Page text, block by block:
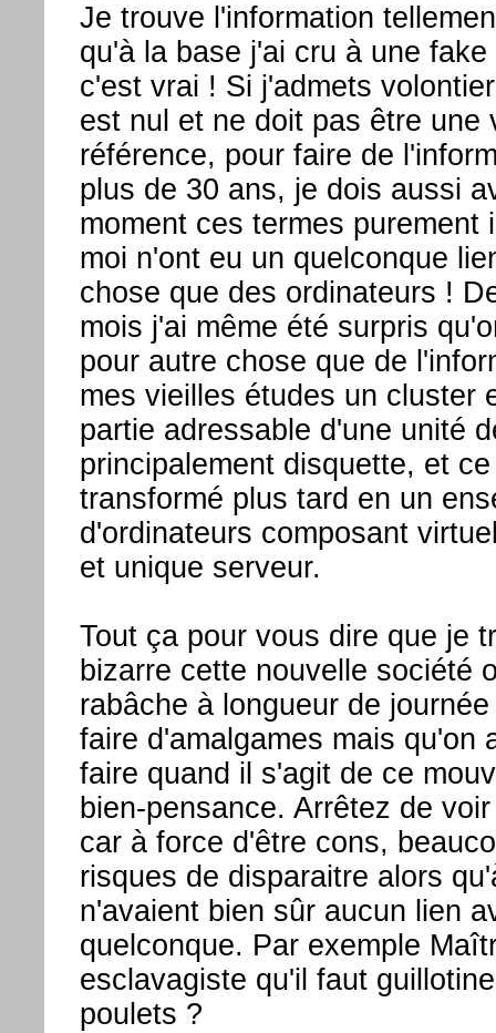
Je trouve l'information
qu'à la base j'ai cru à une
c'est vrai ! Si j'admets
est nul et ne doit pas être une
référence, pour faire de
plus de 30 ans, je dois aussi
moment ces termes purement
moi n'ont eu un quelconque
chose que des ordinateurs !
mois j'ai même été surpris
pour autre chose que de
mes vieilles études un cluster
partie adressable d'une unité
principalement disquette, et
transformé plus tard en un
d'ordinateurs composant
et unique serveur.
Tout ça pour vous dire que je
bizarre cette nouvelle société
rabâche à longueur de
faire d'amalgames mais qu'on
faire quand il s'agit de ce
bien-pensance. Arrêtez de
car à force d'être cons,
risques de disparaitre alors
n'avaient bien sûr aucun lien
quelconque. Par exemple
esclavagiste qu'il faut
poulets ?